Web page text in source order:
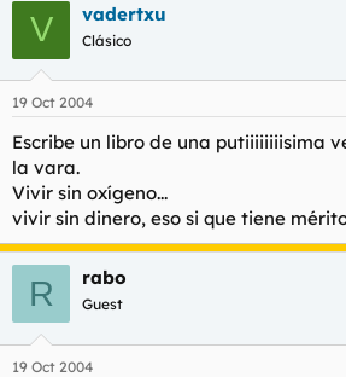
V vadertxu
Clásico
19 Oct 2004
Escribe un libro de una putiiiiiiiisima
la vara.
Vivir sin oxígeno...
vivir sin dinero, eso si que tiene
R rabo
Guest
19 Oct 2004